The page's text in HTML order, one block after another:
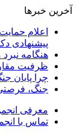
آخرین خبرها
پیشنهادی
هنگامه نبرد
ظرفیت
چرا پایان
جنگ،
معرفی
تماس با